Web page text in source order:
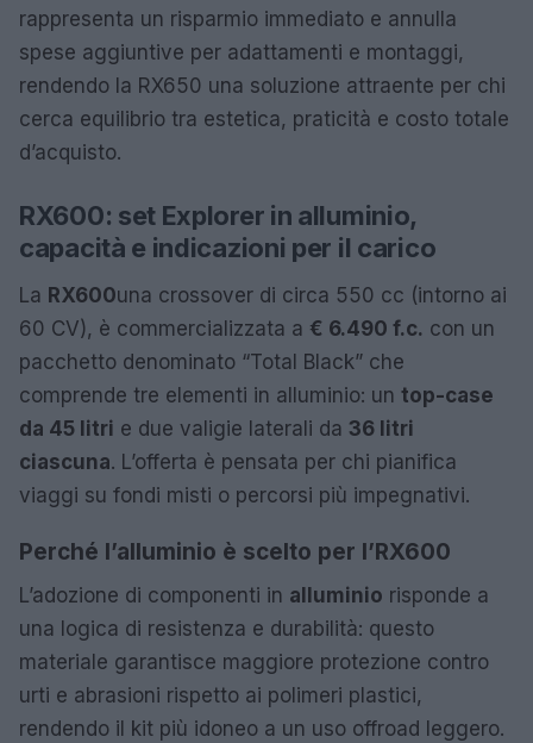
rappresenta un risparmio immediato e annulla
spese aggiuntive per adattamenti e montaggi,
rendendo la RX650 una soluzione attraente per chi
cerca equilibrio tra estetica, praticità e costo totale
d’acquisto.
RX600: set Explorer in alluminio,
capacità e indicazioni per il carico
La RX600una crossover di circa 550 cc (intorno ai
60 CV), è commercializzata a € 6.490 f.c. con un
pacchetto denominato “Total Black” che
comprende tre elementi in alluminio: un top-case
da 45 litri e due valigie laterali da 36 litri
ciascuna. L’offerta è pensata per chi pianifica
viaggi su fondi misti o percorsi più impegnativi.
Perché l’alluminio è scelto per l’RX600
L’adozione di componenti in alluminio risponde a
una logica di resistenza e durabilità: questo
materiale garantisce maggiore protezione contro
urti e abrasioni rispetto ai polimeri plastici,
rendendo il kit più idoneo a un uso offroad leggero.